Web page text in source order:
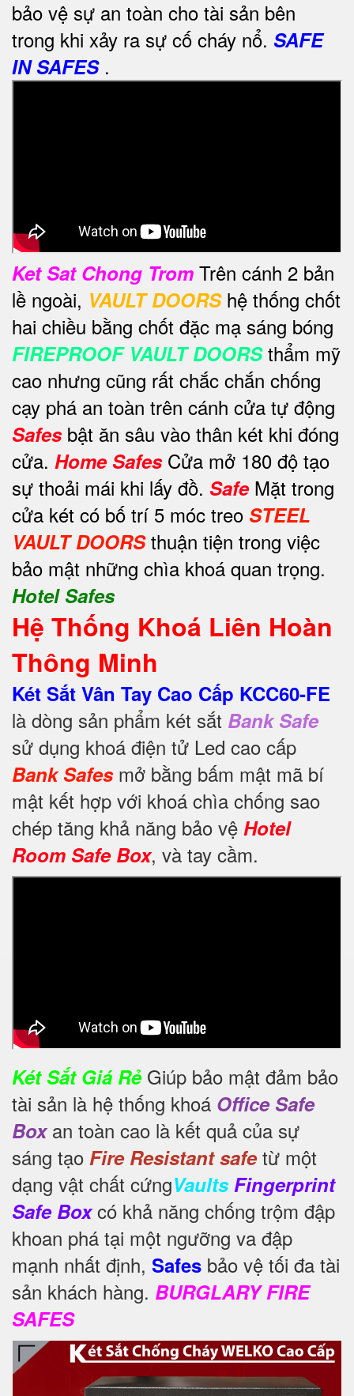
bảo vệ sự an toàn cho tài sản bên
trong khi xảy ra sự cố cháy nổ. SAFE
IN SAFES.
Ket Sat Chong Trom Trên cánh 2 bản
lề ngoài, VAULT DOORShệ thống chốt
hai chiều bằng chốt đặc mạ sáng bóng
FIREPROOF VAULT DOORSthẩm mỹ
cao nhưng cũng rất chắc chắn chống
cạy phá an toàn trên cánh cửa tự động
Safesbật ăn sâu vào thân két khi đóng
cửa. Home Safes Cửa mở 180 độ tạo
sự thoải mái khi lấy đồ. Safe Mặt trong
cửa két có bố trí 5 móc treo STEEL
VAULT DOORSthuận tiện trong việc
bảo mật những chìa khoá quan trọng.
Hotel Safes
Hệ Thống Khoá Liên Hoàn
Thông Minh
Két Sắt Vân Tay Cao Cấp KCC60-FE
là dòng sản phẩm két sắt Bank Safe
sử dụng khoá điện tử Led cao cấp
Bank Safesmở bằng bấm mật mã bí
mật kết hợp với khoá chìa chống sao
chép tăng khả năng bảo vệ Hotel
Room Safe Box, và tay cầm.
Két Sắt Giá RẻGiúp bảo mật đảm bảo
tài sản là hệ thống khoá Office Safe
Boxan toàn cao là kết quả của sự
sáng tạo Fire Resistant safetừ một
dạng vật chất cứngVaults Fingerprint
Safe Boxcó khả năng chống trộm đập
khoan phá tại một ngưỡng va đập
mạnh nhất định, Safes bảo vệ tối đa tài
sản khách hàng. BURGLARY FIRE
SAFES